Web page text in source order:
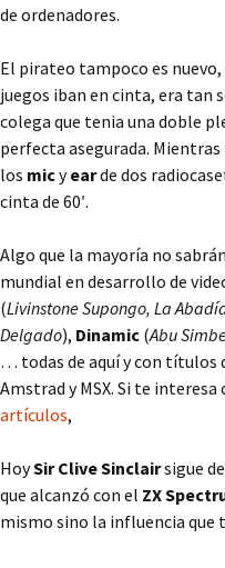
de ordenadores.
El pirateo tampoco es
juegos iban en cinta, era tan
colega que tenia una doble
perfecta asegurada.
los micyearde dos
cinta de 60′.
Algo que la mayoría no
mundial en desarrollo de
(Livinstone Supongo, La
Delgado), Dinamic (Abu
… todas de aquí y con títulos
Amstrad y MSX. Si te
artículos,
HoySir Clive Sinclairsigue
que alcanzó con el ZX
mismo sino la influencia que